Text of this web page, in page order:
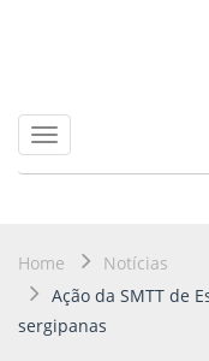
Toggle
navigation
Home
Notícias
Ação da SMTT de
sergipanas